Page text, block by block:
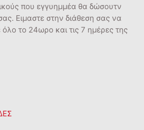
που εγγυημμέα θα δώσουτν
Ειμαστε στην διάθεση σας να
το 24ωρο και τις 7 ημέρες της